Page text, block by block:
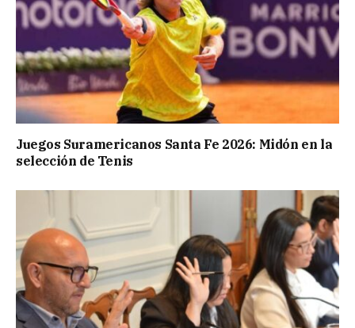
Juegos Suramericanos Santa Fe 2026: Midón en la
selección de Tenis